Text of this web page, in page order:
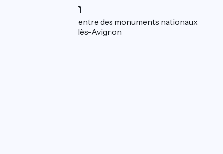
Localisation
Fort Saint-André Centre des monuments nationaux
30400 Villeneuve-lès-Avignon